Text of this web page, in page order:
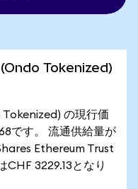
Tokenized)
の現行価
です。 流通供給量が
Ethereum Trust
3229.13となり